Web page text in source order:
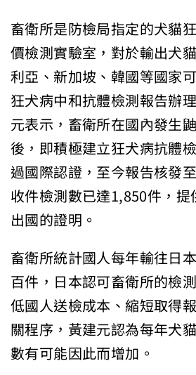
畜衛所是防檢局指定的犬貓
價檢測實驗室，對於輸出犬
利亞、新加坡、韓國等國家
狂犬病中和抗體檢測報告辦
元表示，畜衛所在國內發生
後，即積極建立狂犬病抗體
過國際認證，至今報告核發
收件檢測數已達1,850件，
出國的證明。
畜衛所統計國人每年輸往日
百件，日本認可畜衛所的檢
低國人送檢成本、縮短取得
關程序，黃建元認為每年犬
數有可能因此而增加。